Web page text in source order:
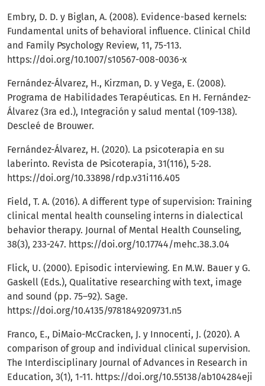
Embry, D. D. y Biglan, A. (2008). Evidence-based kernels:
Fundamental units of behavioral influence. Clinical Child
and Family Psychology Review, 11, 75-113.
https://doi.org/10.1007/s10567-008-0036-x
Fernández-Álvarez, H., Kirzman, D. y Vega, E. (2008).
Programa de Habilidades Terapéuticas. En H. Fernández-
Álvarez (3ra ed.), Integración y salud mental (109-138).
Descleé de Brouwer.
Fernández-Álvarez, H. (2020). La psicoterapia en su
laberinto. Revista de Psicoterapia, 31(116), 5-28.
https://doi.org/10.33898/rdp.v31i116.405
Field, T. A. (2016). A different type of supervision: Training
clinical mental health counseling interns in dialectical
behavior therapy. Journal of Mental Health Counseling,
38(3), 233-247. https://doi.org/10.17744/mehc.38.3.04
Flick, U. (2000). Episodic interviewing. En M.W. Bauer y G.
Gaskell (Eds.), Qualitative researching with text, image
and sound (pp. 75–92). Sage.
https://doi.org/10.4135/9781849209731.n5
Franco, E., DiMaio-McCracken, J. y Innocenti, J. (2020). A
comparison of group and individual clinical supervision.
The Interdisciplinary Journal of Advances in Research in
Education, 3(1), 1-11. https://doi.org/10.55138/ab104284eji